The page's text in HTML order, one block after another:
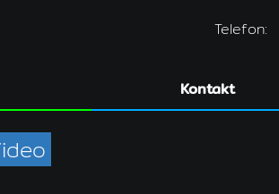
Telefon:
Kontakt